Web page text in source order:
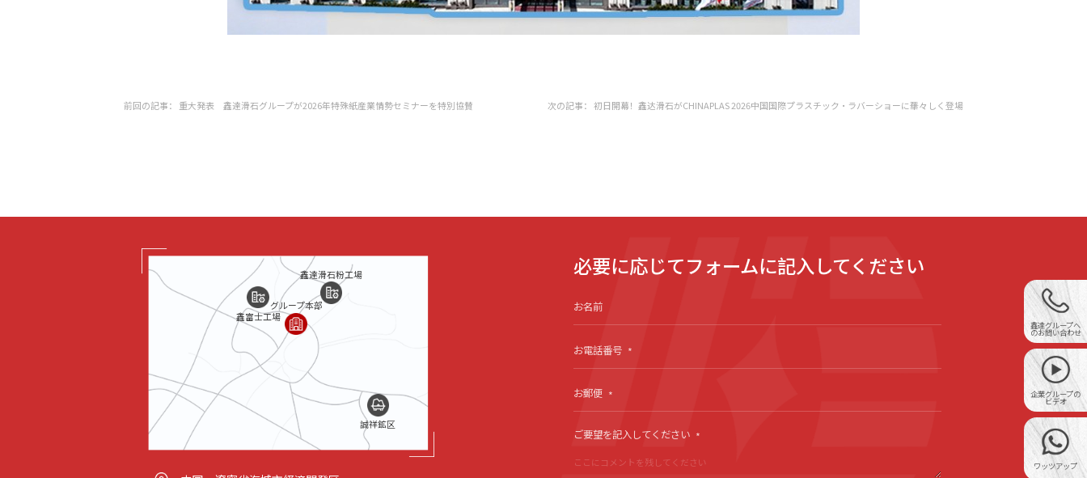
前回の記事： 重大発表 鑫達滑石グループが2026年特殊紙産業情勢セミナーを特別協賛 次の記事： 初日開幕！鑫达滑石がCHINAPLAS 2026中国国際プラスチック・ラバーショーに華々しく登場
グループ本部
鑫富士工場
鑫達滑石粉工場
誠祥鉱区
必要に応じてフォームに記入してください
お名前
お電話番号 *
お郵便 *
ご要望を記入してください *
鑫達グループへ
のお問い合わせ
企業グループの
ビデオ
ワッツアップ